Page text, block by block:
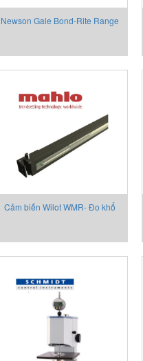
Newson Gale Bond-Rite Range
Cảm biến Wilot WMR- Đo khổ